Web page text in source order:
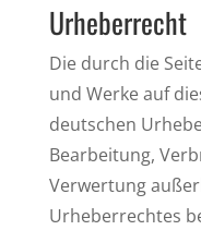
Urheberrecht
Die durch die
und Werke auf
deutschen
Bearbeitung,
Verwertung
Urheberrechtes